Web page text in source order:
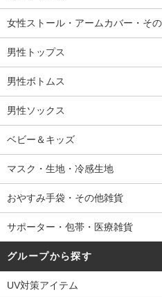
女性ストール・アームカバー・そ
男性トップス
男性ボトムス
男性ソックス
ベビー＆キッズ
マスク・生地・冷感生地
おやすみ手袋・その他雑貨
サポーター・包帯・医療雑貨
グループから探す
UV対策アイテム